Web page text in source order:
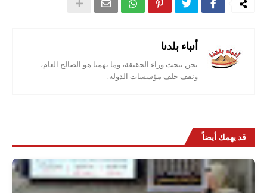
أنباء بلدنا
نحن نبحث وراء الحقيقة، وما يهمنا هو الصالح العام،
ونقف خلف مؤسسات الدولة.
قد يهمك أيضاً